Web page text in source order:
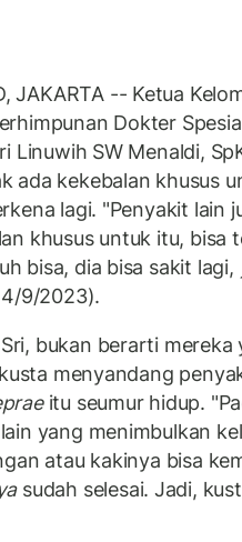
JAKARTA -- Ketua
Dokter
Linuwih SW Menaldi,
ada kekebalan khusus
lagi. "Penyakit lain
khusus untuk itu, bisa
bisa, dia bisa sakit lagi,
9/2023).
bukan berarti mereka
menyandang
itu seumur hidup.
yang menimbulkan
atau kakinya bisa
sudah selesai. Jadi,